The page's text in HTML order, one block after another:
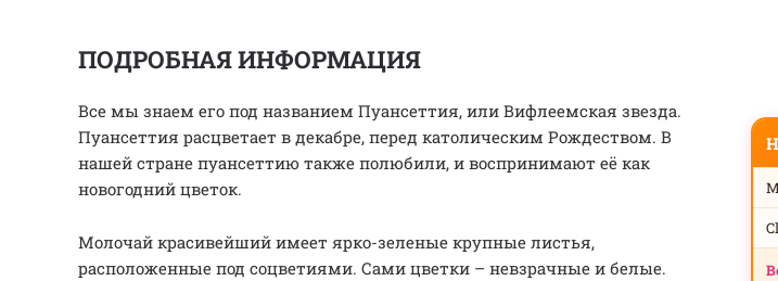
ПОДРОБНАЯ ИНФОРМАЦИЯ
Все мы знаем его под названием Пуансеттия, или Вифлеемская звезда.
Пуансеттия расцветает в декабре, перед католическим Рождеством. В
нашей стране пуансеттию также полюбили, и воспринимают её как
новогодний цветок.
Молочай красивейший имеет ярко-зеленые крупные листья,
расположенные под соцветиями. Сами цветки – невзрачные и белые.